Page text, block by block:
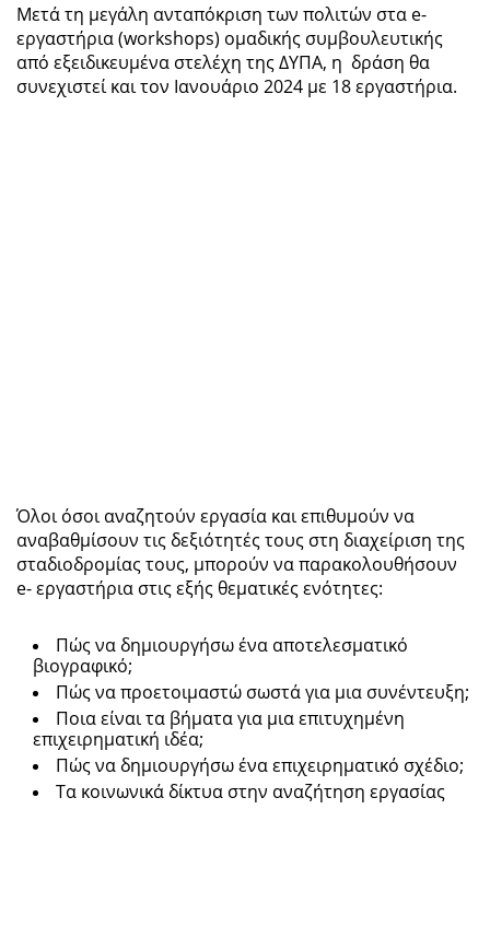
Μετά τη μεγάλη ανταπόκριση των πολιτών στα e-
εργαστήρια (workshops) ομαδικής συμβουλευτικής
από εξειδικευμένα στελέχη της ΔΥΠΑ, η δράση θα
συνεχιστεί και τον Ιανουάριο 2024 με 18 εργαστήρια.
Όλοι όσοι αναζητούν εργασία και επιθυμούν να
αναβαθμίσουν τις δεξιότητές τους στη διαχείριση της
σταδιοδρομίας τους, μπορούν να παρακολουθήσουν
e- εργαστήρια στις εξής θεματικές ενότητες:
Πώς να δημιουργήσω ένα αποτελεσματικό
βιογραφικό;
Πώς να προετοιμαστώ σωστά για μια συνέντευξη;
Ποια είναι τα βήματα για μια επιτυχημένη
επιχειρηματική ιδέα;
Πώς να δημιουργήσω ένα επιχειρηματικό σχέδιο;
Τα κοινωνικά δίκτυα στην αναζήτηση εργασίας